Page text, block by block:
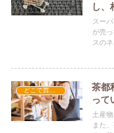
し、
スー
が売
スの
茶都
って
土産
また